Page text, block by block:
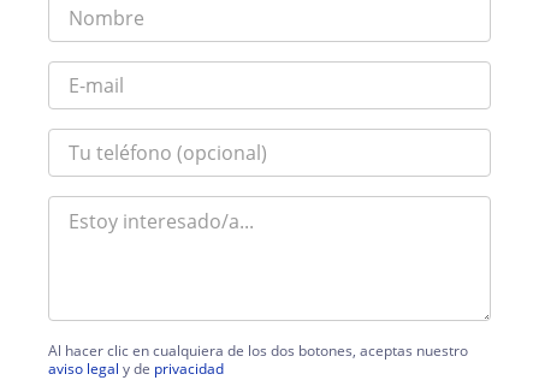
Al hacer clic en cualquiera de los dos botones, aceptas nuestro
aviso legal y de privacidad